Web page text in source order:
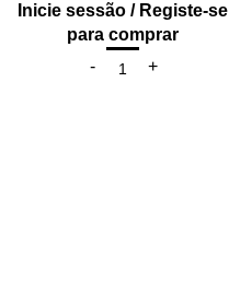
Inicie sessão / Registe-se
para comprar